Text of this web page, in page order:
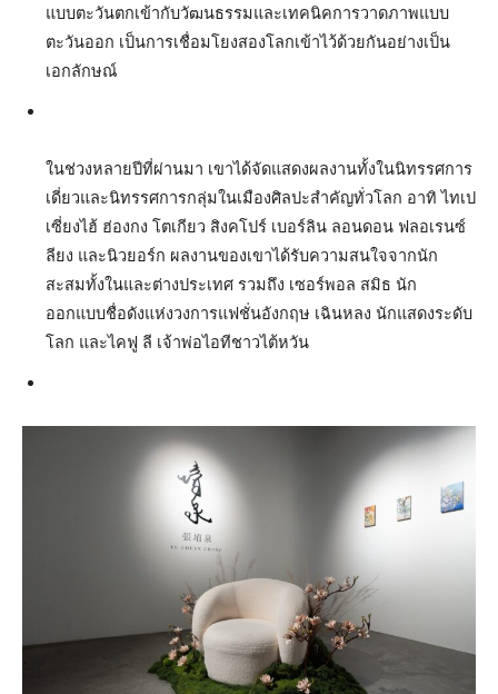
แบบตะวันตกเข้ากับวัฒนธรรมและเทคนิคการวาดภาพแบบ
ตะวันออก เป็นการเชื่อมโยงสองโลกเข้าไว้ด้วยกันอย่างเป็น
เอกลักษณ์
ในช่วงหลายปีที่ผ่านมา เขาได้จัดแสดงผลงานทั้งในนิทรรศการ
เดี่ยวและนิทรรศการกลุ่มในเมืองศิลปะสำคัญทั่วโลก อาทิ ไทเป
เซี่ยงไฮ้ ฮ่องกง โตเกียว สิงคโปร์ เบอร์ลิน ลอนดอน ฟลอเรนซ์
ลียง และนิวยอร์ก ผลงานของเขาได้รับความสนใจจากนัก
สะสมทั้งในและต่างประเทศ รวมถึง เซอร์พอล สมิธ นัก
ออกแบบชื่อดังแห่งวงการแฟชั่นอังกฤษ เฉินหลง นักแสดงระดับ
โลก และไคฟู ลี เจ้าพ่อไอทีชาวไต้หวัน